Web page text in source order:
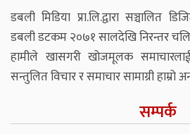
डबली मिडिया प्रा.लि.द्वारा सञ्चालित
डबली डटकम २०७१ सालदेखि निरन्तर
हामीले खासगरी खोजमूलक
सन्तुलित विचार र समाचार सामाग्री हाम्रो
सम्पर्क